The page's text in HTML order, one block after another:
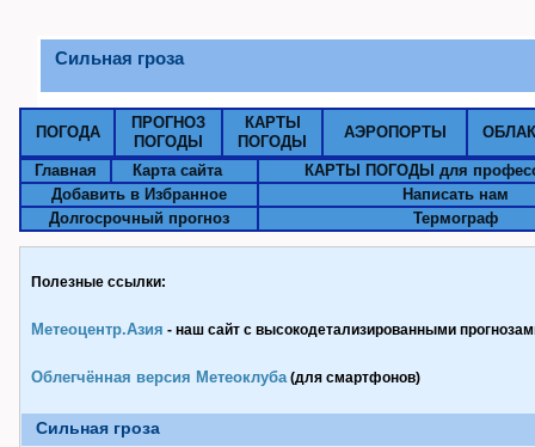
Сильная гроза
ПОГОДА
ПРОГНОЗ
ПОГОДЫ
КАРТЫ
ПОГОДЫ
АЭРОПОРТЫ
Главная Карта сайта
КАРТЫ ПОГОДЫ для
Добавить в Избранное
Написать нам
Долгосрочный прогноз
Термограф
Полезные ссылки:
Метеоцентр.Азия - наш сайт с высокодетализированными
Облегчённая версия Метеоклуба(для смартфонов)
Сильная гроза